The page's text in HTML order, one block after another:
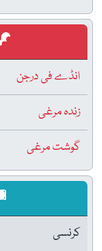
انڈے فی درجن
زندہ مرغی
گوشت مرغی
کرنسی